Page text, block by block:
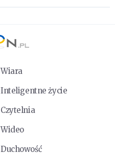
Wiara
Inteligentne życie
Czytelnia
Wideo
Duchowość